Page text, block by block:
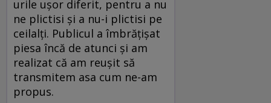
urile ușor diferit, pentru a nu
ne plictisi și a nu-i plictisi pe
ceilalți. Publicul a îmbrățișat
piesa încă de atunci și am
realizat că am reușit să
transmitem asa cum ne-am
propus.